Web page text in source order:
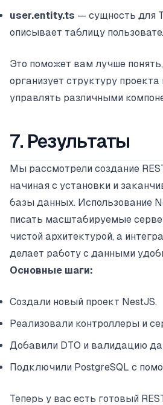
user.entity.ts — сущность для
описывает таблицу
Это поможет вам лучше
организует структуру проекта
управлять различными
7. Результаты
Мы рассмотрели создание
начиная с установки и
базы данных. Использование
писать масштабируемые
чистой архитектурой, а
делает работу с данными
Основные шаги:
Создали новый проект NestJS.
Реализовали контроллеры и
Добавили DTO и валидацию
Подключили PostgreSQL с
Теперь у вас есть готовый